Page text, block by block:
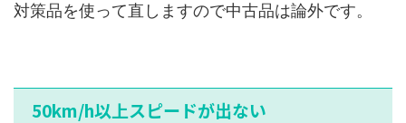
対策品を使って直しますので中古品は論外です。
50km/h以上スピードが出ない